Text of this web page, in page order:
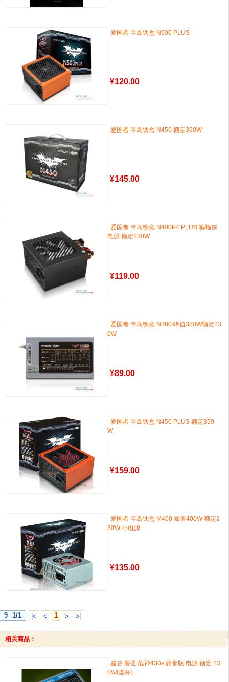
爱国者 半岛铁盒 N500 PLUS
¥120.00
爱国者 半岛铁盒 N450 额定350W
¥145.00
爱国者 半岛铁盒 N400P4 PLUS 蝙蝠侠
电源 额定230W
¥119.00
爱国者 半岛铁盒 N380 峰值380W额定23
0W
¥89.00
爱国者 半岛铁盒 N450 PLUS 额定350
W
¥159.00
爱国者 半岛铁盒 M400 峰值400W 额定2
30W 小电源
¥135.00
9 1/1 |< < 1 > >|
相关商品：
鑫谷 磐圣 战神430s 静音版 电源 额定 23
0W(虚标)